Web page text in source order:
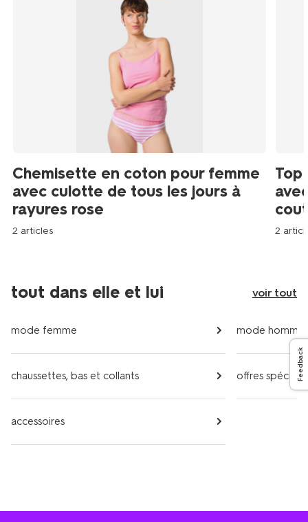
Chemisette en coton pour femme
avec culotte de tous les jours à
rayures rose
2 articles
Top
2
tout dans elle et lui voir tout
mode femme
chaussettes, bas et collants
accessoires
mode homme
offres spéciales
Feedback